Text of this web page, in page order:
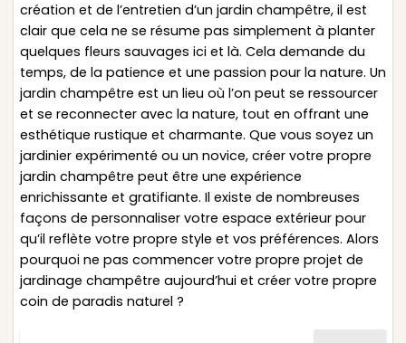
création et de l’entretien d’un jardin champêtre, il est
clair que cela ne se résume pas simplement à planter
quelques fleurs sauvages ici et là. Cela demande du
temps, de la patience et une passion pour la nature. Un
jardin champêtre est un lieu où l’on peut se ressourcer
et se reconnecter avec la nature, tout en offrant une
esthétique rustique et charmante. Que vous soyez un
jardinier expérimenté ou un novice, créer votre propre
jardin champêtre peut être une expérience
enrichissante et gratifiante. Il existe de nombreuses
façons de personnaliser votre espace extérieur pour
qu’il reflète votre propre style et vos préférences. Alors
pourquoi ne pas commencer votre propre projet de
jardinage champêtre aujourd’hui et créer votre propre
coin de paradis naturel ?